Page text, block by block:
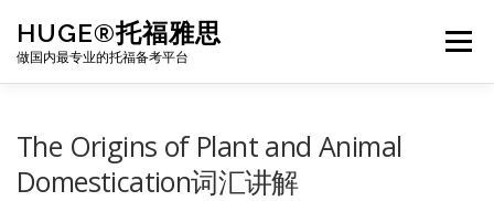
content
HUGE®托福雅思
做国内最专业的托福备考平台
Menu
The Origins of Plant and Animal
Domestication词汇讲解